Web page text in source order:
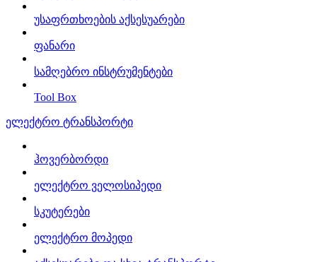
უსაფრთხოების აქსესუარები
ფანარი
სამღებრო ინსტრუმენტები
Tool Box
ელექტრო ტრანსპორტი
ჰოვერბორდი
ელექტრო ველოსიპედი
სკუტერები
ელექტრო მოპედი